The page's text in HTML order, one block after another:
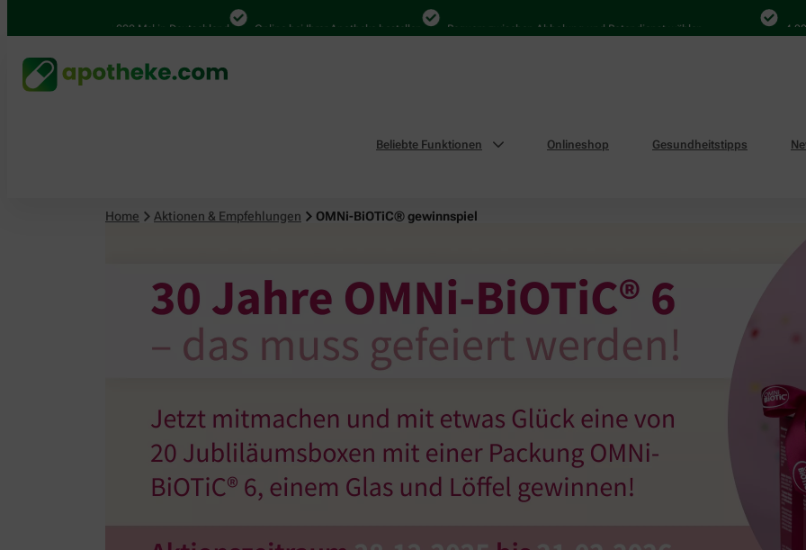
4.000 Mal in Deutschland Online bei Ihrer Apotheke bestellen Bequem zwischen Abholung und Botendienst wählen 4.000
Beliebte Funktionen Onlineshop Gesundheitstipps
Home Aktionen & Empfehlungen OMNi-BiOTiC® gewinnspiel